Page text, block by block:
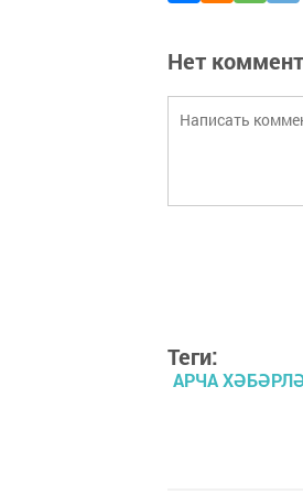
Нет
Теги:
АРЧА